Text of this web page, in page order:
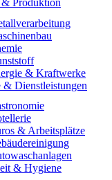
Produktion
& Kraftwerke
& Dienstleistungen
& Arbeitsplätze
& Hygiene